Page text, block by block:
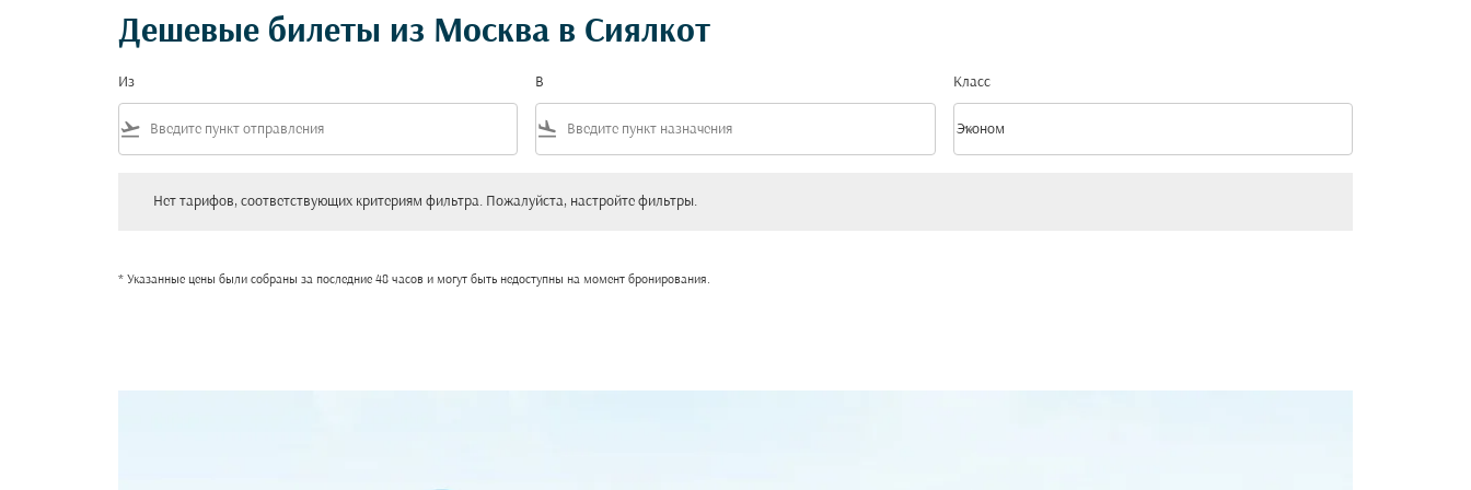
Дешевые билеты из Москва в Сиялкот
Из
flight_takeoff
В
flight_land
Класс
Класс option Эконом Selected
Эконом
keyboard_arrow_down
Нет тарифов, соответствующих критериям фильтра. Пожалуйста, настройте фильтры.
* Указанные цены были собраны за последние 48 часов и могут быть недоступны на момент бронирования.